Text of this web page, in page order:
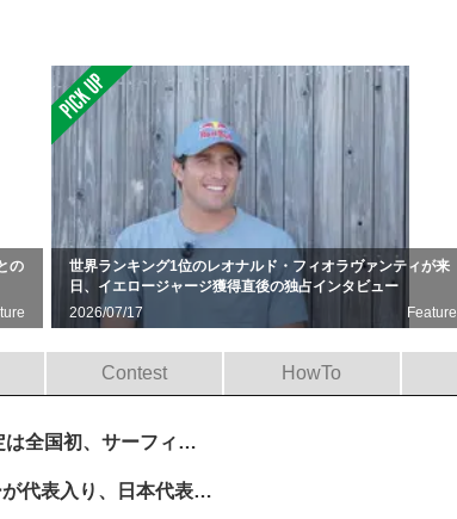
の
世界ランキング1位のレオナルド・フィオラヴァンティが来
日、イエロージャージ獲得直後の独占インタビュー
2026/07/17
Feature
Contest HowTo
全国初、サーフィ…
が代表入り、日本代表…